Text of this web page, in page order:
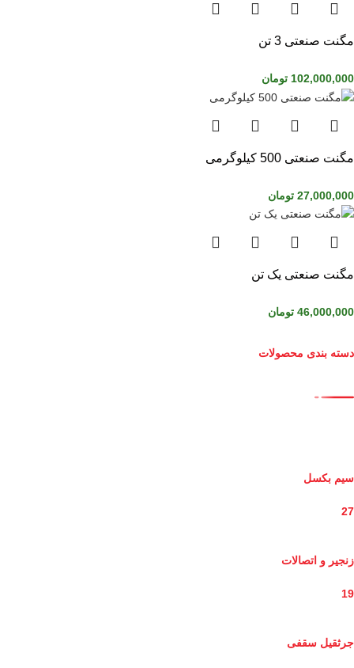
مگنت صنعتی 3 تن
102,000,000 تومان
مگنت صنعتی 500 کیلوگرمی
27,000,000 تومان
مگنت صنعتی یک تن
46,000,000 تومان
دسته بندی محصولات
سیم بکسل
27
زنجیر و اتصالات
19
جرثقیل سقفی